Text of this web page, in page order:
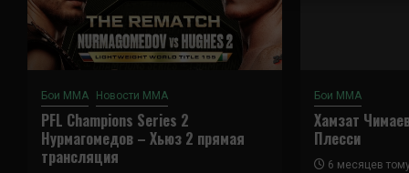
Бои ММА Новости ММА
PFL Champions Series 2
Нурмагомедов – Хьюз 2 прямая
трансляция
Бои ММА
Хамзат
Плесси
6 месяцев